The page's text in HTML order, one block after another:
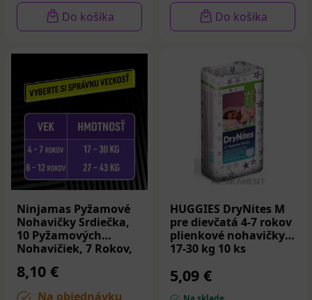
Do košíka Do košíka
Ninjamas Pyžamové
Nohavičky Srdiečka,
10 Pyžamových
Nohavičiek, 7 Rokov,
8,10 €
Na objednávku
HUGGIES DryNites M
pre dievčatá 4-7 rokov
plienkové nohavičky
17-30 kg 10 ks
5,09 €